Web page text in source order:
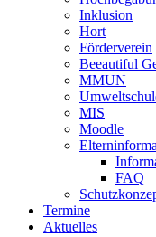
Inklusion
Hort
Förderverein
Beeautiful
MMUN
MIS
Moodle
FAQ
Termine
Aktuelles